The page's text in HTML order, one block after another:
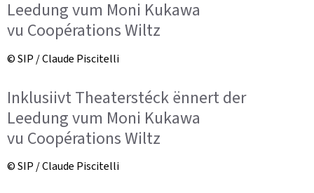
Leedung vum Moni Kukawa
vu Coopérations Wiltz
© SIP / Claude Piscitelli
Inklusiivt Theaterstéck ënnert der
Leedung vum Moni Kukawa
vu Coopérations Wiltz
© SIP / Claude Piscitelli